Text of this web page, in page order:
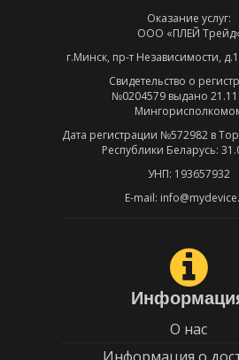
Оказание услуг:
ООО «ПЛЕЙ
г.Минск, пр-т Независимости,
Свидетельство о
№0204579 выдано
Дата регистрации №572982 в
Республики Беларусь:
УНП: 193657932
E-mail:
О нас